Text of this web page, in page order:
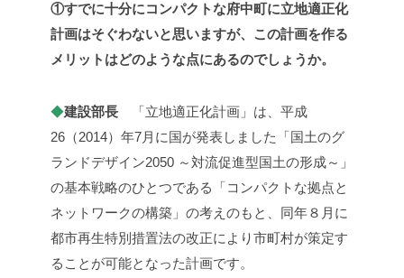
①すでに十分にコンパクトな府中町に立地適正化
計画はそぐわないと思いますが、この計画を作る
メリットはどのような点にあるのでしょうか。
◆建設部長
「立地適正化計画」は、平成
26（2014）年7月に国が発表しました「国土のグ
ランドデザイン2050 ～対流促進型国土の形成～」
の基本戦略のひとつである「コンパクトな拠点と
ネットワークの構築」の考えのもと、同年８月に
都市再生特別措置法の改正により市町村が策定す
ることが可能となった計画です。